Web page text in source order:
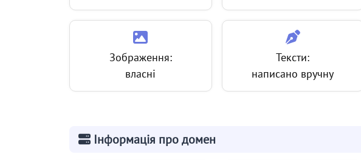
Зображення:
власні
Тексти:
написано вручну
Інформація про домен